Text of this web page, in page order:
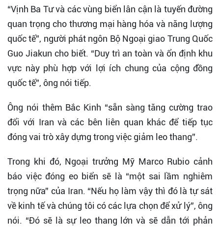
“Vịnh Ba Tư và các vùng biển lân cận là tuyến đường
quan trọng cho thương mại hàng hóa và năng lượng
quốc tế”, người phát ngôn Bộ Ngoại giao Trung Quốc
Guo Jiakun cho biết. “Duy trì an toàn và ổn định khu
vực này phù hợp với lợi ích chung của cộng đồng
quốc tế”, ông nói tiếp.
Ông nói thêm Bắc Kinh “sẵn sàng tăng cường trao
đổi với Iran và các bên liên quan khác để tiếp tục
đóng vai trò xây dựng trong việc giảm leo thang”.
Trong khi đó, Ngoại trưởng Mỹ Marco Rubio cảnh
báo việc đóng eo biển sẽ là “một sai lầm nghiêm
trọng nữa” của Iran. “Nếu họ làm vậy thì đó là tự sát
về kinh tế và chúng tôi có các lựa chọn để xử lý”, ông
nói. “Đó sẽ là sự leo thang lớn và sẽ dẫn tới phản